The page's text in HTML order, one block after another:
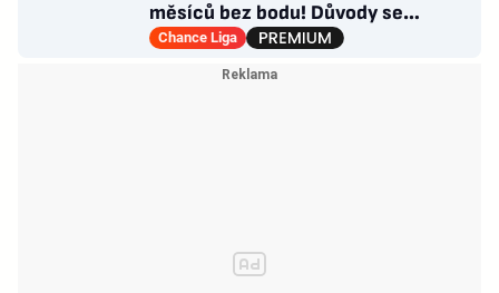
měsíců bez bodu! Důvody se
opakují u tří trenérů
Chance Liga